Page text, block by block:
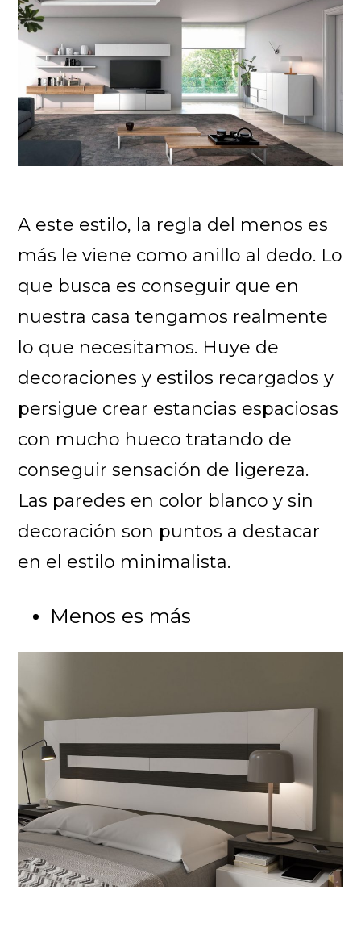
A este estilo, la regla del menos es
más le viene como anillo al dedo. Lo
que busca es conseguir que en
nuestra casa tengamos realmente
lo que necesitamos. Huye de
decoraciones y estilos recargados y
persigue crear estancias espaciosas
con mucho hueco tratando de
conseguir sensación de ligereza.
Las paredes en color blanco y sin
decoración son puntos a destacar
en el estilo minimalista.
Menos es más